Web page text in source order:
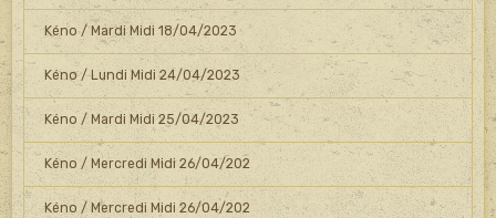
Kéno / Mardi Midi 18/04/2023
Kéno / Lundi Midi 24/04/2023
Kéno / Mardi Midi 25/04/2023
Kéno / Mercredi Midi 26/04/202
Kéno / Mercredi Midi 26/04/202